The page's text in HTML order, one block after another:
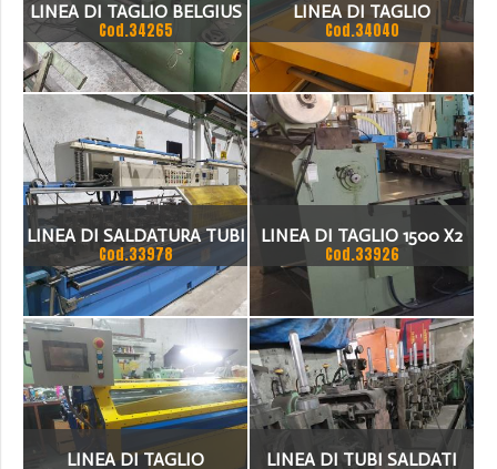
LINEA DI TAGLIO BELGIUS
1250 MM
Cod.34265
LINEA DI TAGLIO
AUTOMATICA CARBONINI
MODELLO SIZER 1500
Cod.34040
LINEA DI SALDATURA TUBI
CSM USATA
Cod.33978
LINEA DI TAGLIO 1500 X2
MM
Cod.33926
LINEA DI TAGLIO
LINEA DI TUBI SALDATI